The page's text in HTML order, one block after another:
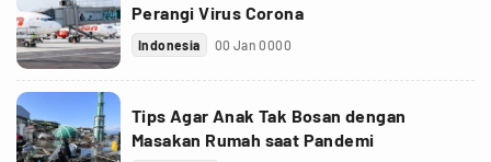
Perangi Virus Corona
Indonesia 00 Jan 0000
Tips Agar Anak Tak Bosan dengan
Masakan Rumah saat Pandemi